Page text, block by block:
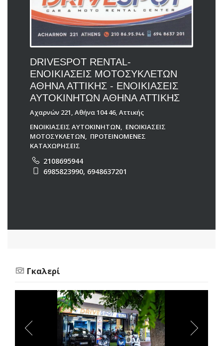
DRIVESPOT RENTAL-
ΕΝΟΙΚΙΑΣΕΙΣ ΜΟΤΟΣΥΚΛΕΤΩΝ
ΑΘΗΝΑ ΑΤΤΙΚΗΣ - ΕΝΟΙΚΙΑΣΕΙΣ
ΑΥΤΟΚΙΝΗΤΩΝ ΑΘΗΝΑ ΑΤΤΙΚΗΣ
Αχαρνών 221, Αθήνα 104 46, Αττικής
ΕΝΟΙΚΙΑΣΕΙΣ ΑΥΤΟΚΙΝΗΤΩΝ, ΕΝΟΙΚΙΑΣΕΙΣ
ΜΟΤΟΣΥΚΛΕΤΩΝ, ΠΡΟΤΕΙΝΟΜΕΝΕΣ
ΚΑΤΑΧΩΡΗΣΕΙΣ
2108695944
6985823990, 6948637201
Γκαλερί